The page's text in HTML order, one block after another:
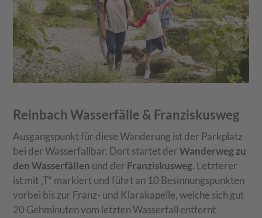
Reinbach Wasserfälle & Franziskusweg
Ausgangspunkt für diese Wanderung ist der Parkplatz
bei der Wasserfallbar. Dort startet derWanderweg zu
den Wasserfällen und der Franziskusweg. Letzterer
ist mit „T“ markiert und führt an 10 Besinnungspunkten
vorbei bis zur Franz- und Klarakapelle, welche sich gut
20 Gehminuten vom letzten Wasserfall entfernt